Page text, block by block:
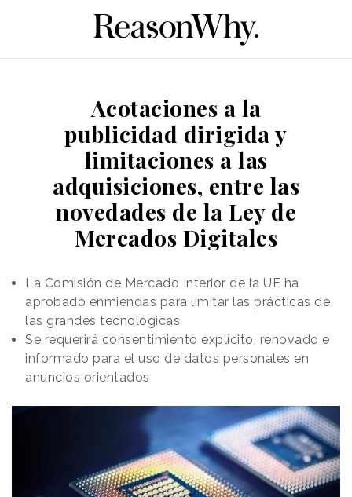
Acotaciones a la
publicidad dirigida y
limitaciones a las
adquisiciones, entre las
novedades de la Ley de
Mercados Digitales
La Comisión de Mercado Interior de la UE ha
aprobado enmiendas para limitar las prácticas de
las grandes tecnológicas
Se requerirá consentimiento explícito, renovado e
informado para el uso de datos personales en
anuncios orientados